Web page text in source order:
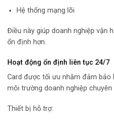
Hệ thống mạng lõi
Điều này giúp doanh nghiệp vận
ổn định hơn.
Hoạt động ổn định liên tục 24/7
Card được tối ưu nhằm đảm bảo
môi trường doanh nghiệp chuyên
Thiết bị hỗ trợ: